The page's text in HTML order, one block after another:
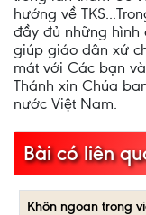
hướng về
đầy đủ những hình
giúp giáo dân xứ
mát với Các bạn
Thánh xin Chúa
nước Việt Nam.
Bài có liên
Khôn ngoan trong